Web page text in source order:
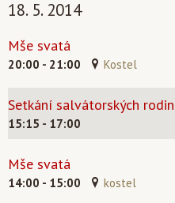
18. 5. 2014
Mše svatá
20:00 - 21:00 Kostel
Setkání salvátorských rodin
15:15 - 17:00
Mše svatá
14:00 - 15:00 kostel